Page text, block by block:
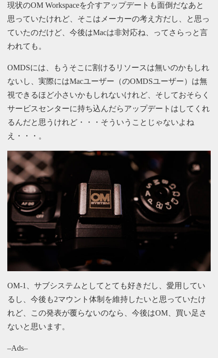
現状のOM Workspaceを介すアップデートも面倒だなあと
思っていたけれど、そこはメーカーの考え方だし、と思っ
ていたのだけど、今後はMacは非対応ね、ってさらっと言
われても。
OMDSには、もうそこに割けるリソースは無いのかもしれ
ないし、実際にはMacユーザー（のOMDSユーザー）は無
視できるほど小さいかもしれないけれど、そしておそらく
サービスセンターに持ち込んだらアップデートはしてくれ
るんだと思うけれど・・・そういうことじゃないよね
え・・・。
OM-1、サブシステムとしてとても好きだし、愛用してい
るし、今後も2マウント体制を維持したいと思っていたけ
れど、この発表が覆らないのなら、今後はOM、買い足さ
ないと思います。
–Ads–